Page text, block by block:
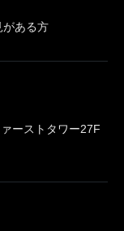
がある方
ーストタワー27F